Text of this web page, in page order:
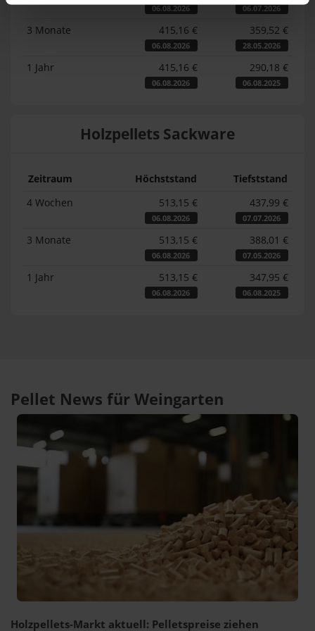
06.08.2026 06.07.2026
3 Monate 415,16 €
06.08.2026
359,52 €
28.05.2026
1 Jahr 415,16 €
06.08.2026
290,18 €
06.08.2025
Holzpellets Sackware
Zeitraum Höchststand
Tiefststand
4 Wochen
513,15 €
06.08.2026
437,99 €
07.07.2026
3 Monate 513,15 €
06.08.2026
388,01 €
07.05.2026
1 Jahr 513,15 €
06.08.2026
347,95 €
06.08.2025
Pellet News für Weingarten
Holzpellets-Markt aktuell: Pelletspreise ziehen